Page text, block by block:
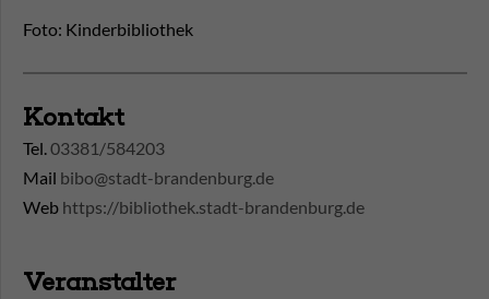
Foto: Kinderbibliothek
Kontakt
Tel.03381/584203
Mail bibo@stadt-brandenburg.de
Web https://bibliothek.stadt-brandenburg.de
Veranstalter